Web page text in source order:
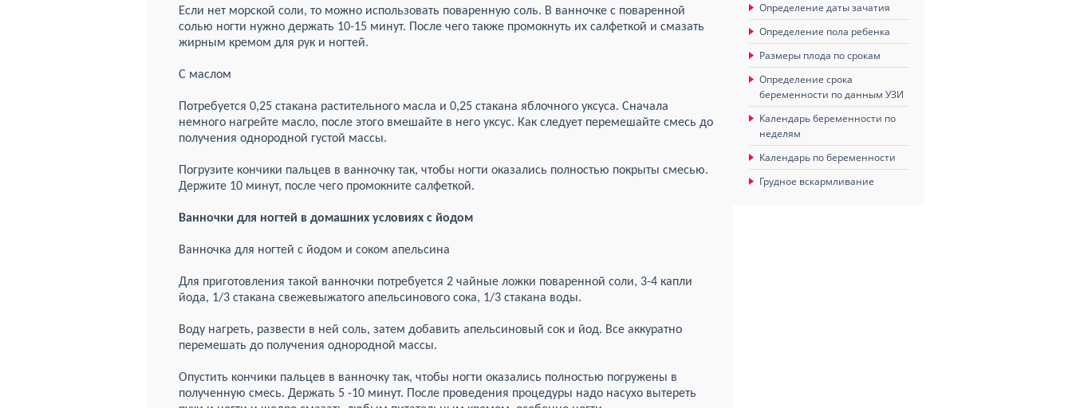
Если нет морской соли, то можно использовать поваренную соль. В ванночке с поваренной
солью ногти нужно держать 10-15 минут. После чего также промокнуть их салфеткой и смазать
жирным кремом для рук и ногтей.
С маслом
Потребуется 0,25 стакана растительного масла и 0,25 стакана яблочного уксуса. Сначала
немного нагрейте масло, после этого вмешайте в него уксус. Как следует перемешайте смесь до
получения однородной густой массы.
Погрузите кончики пальцев в ванночку так, чтобы ногти оказались полностью покрыты смесью.
Держите 10 минут, после чего промокните салфеткой.
Ванночки для ногтей в домашних условиях с йодом
Ванночка для ногтей с йодом и соком апельсина
Для приготовления такой ванночки потребуется 2 чайные ложки поваренной соли, 3-4 капли
йода, 1/3 стакана свежевыжатого апельсинового сока, 1/3 стакана воды.
Воду нагреть, развести в ней соль, затем добавить апельсиновый сок и йод. Все аккуратно
перемешать до получения однородной массы.
Опустить кончики пальцев в ванночку так, чтобы ногти оказались полностью погружены в
полученную смесь. Держать 5 -10 минут. После проведения процедуры надо насухо вытереть
Определение даты зачатия
Определение пола ребенка
Размеры плода по срокам
Определение срока
беременности по данным УЗИ
Календарь беременности по
неделям
Календарь по беременности
Грудное вскармливание